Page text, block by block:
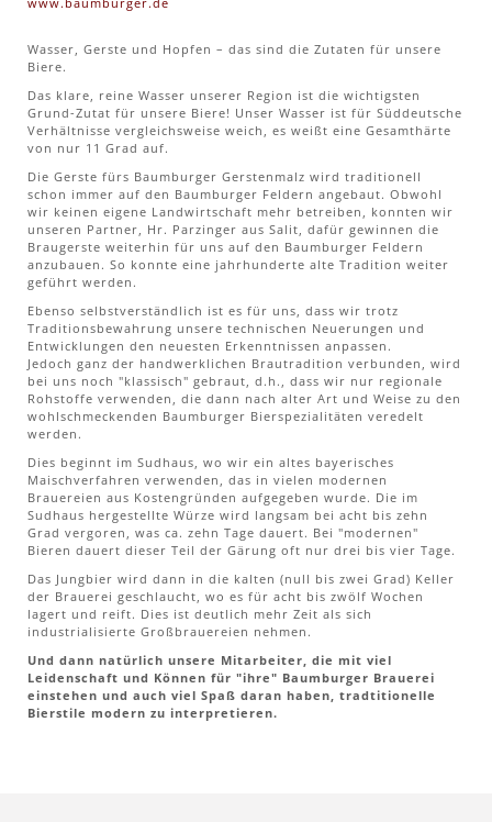
Wasser, Gerste und Hopfen – das sind die Zutaten für unsere
Biere.
Das klare, reine Wasser unserer Region ist die wichtigsten
Grund-Zutat für unsere Biere! Unser Wasser ist für Süddeutsche
Verhältnisse vergleichsweise weich, es weißt eine Gesamthärte
von nur 11 Grad auf.
Die Gerste fürs Baumburger Gerstenmalz wird traditionell
schon immer auf den Baumburger Feldern angebaut. Obwohl
wir keinen eigene Landwirtschaft mehr betreiben, konnten wir
unseren Partner, Hr. Parzinger aus Salit, dafür gewinnen die
Braugerste weiterhin für uns auf den Baumburger Feldern
anzubauen. So konnte eine jahrhunderte alte Tradition weiter
geführt werden.
Ebenso selbstverständlich ist es für uns, dass wir trotz
Traditionsbewahrung unsere technischen Neuerungen und
Entwicklungen den neuesten Erkenntnissen anpassen.
Jedoch ganz der handwerklichen Brautradition verbunden, wird
bei uns noch "klassisch" gebraut, d.h., dass wir nur regionale
Rohstoffe verwenden, die dann nach alter Art und Weise zu den
wohlschmeckenden Baumburger Bierspezialitäten veredelt
werden.
Dies beginnt im Sudhaus, wo wir ein altes bayerisches
Maischverfahren verwenden, das in vielen modernen
Brauereien aus Kostengründen aufgegeben wurde. Die im
Sudhaus hergestellte Würze wird langsam bei acht bis zehn
Grad vergoren, was ca. zehn Tage dauert. Bei "modernen"
Bieren dauert dieser Teil der Gärung oft nur drei bis vier Tage.
Das Jungbier wird dann in die kalten (null bis zwei Grad) Keller
der Brauerei geschlaucht, wo es für acht bis zwölf Wochen
lagert und reift. Dies ist deutlich mehr Zeit als sich
industrialisierte Großbrauereien nehmen.
Und dann natürlich unsere Mitarbeiter, die mit viel
Leidenschaft und Können für "ihre" Baumburger Brauerei
einstehen und auch viel Spaß daran haben, tradtitionelle
Bierstile modern zu interpretieren.